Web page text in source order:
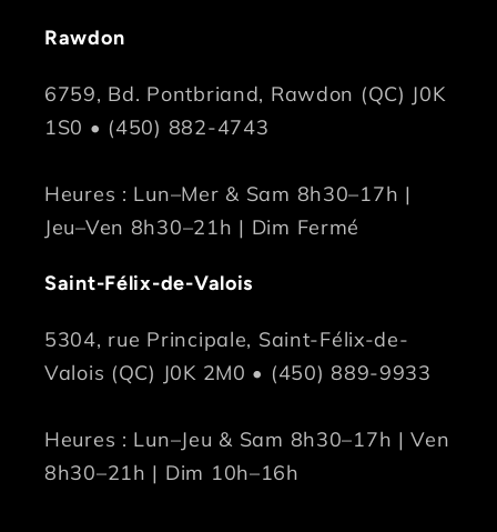
Rawdon
6759, Bd. Pontbriand, Rawdon (QC) J0K
1S0 • (450) 882-4743
Heures : Lun–Mer & Sam 8h30–17h |
Jeu–Ven 8h30–21h | Dim Fermé
Saint-Félix-de-Valois
5304, rue Principale, Saint-Félix-de-
Valois (QC) J0K 2M0 • (450) 889-9933
Heures : Lun–Jeu & Sam 8h30–17h | Ven
8h30–21h | Dim 10h–16h